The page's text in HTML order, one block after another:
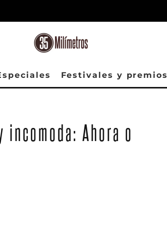
Festivales y premios
incomoda: Ahora o